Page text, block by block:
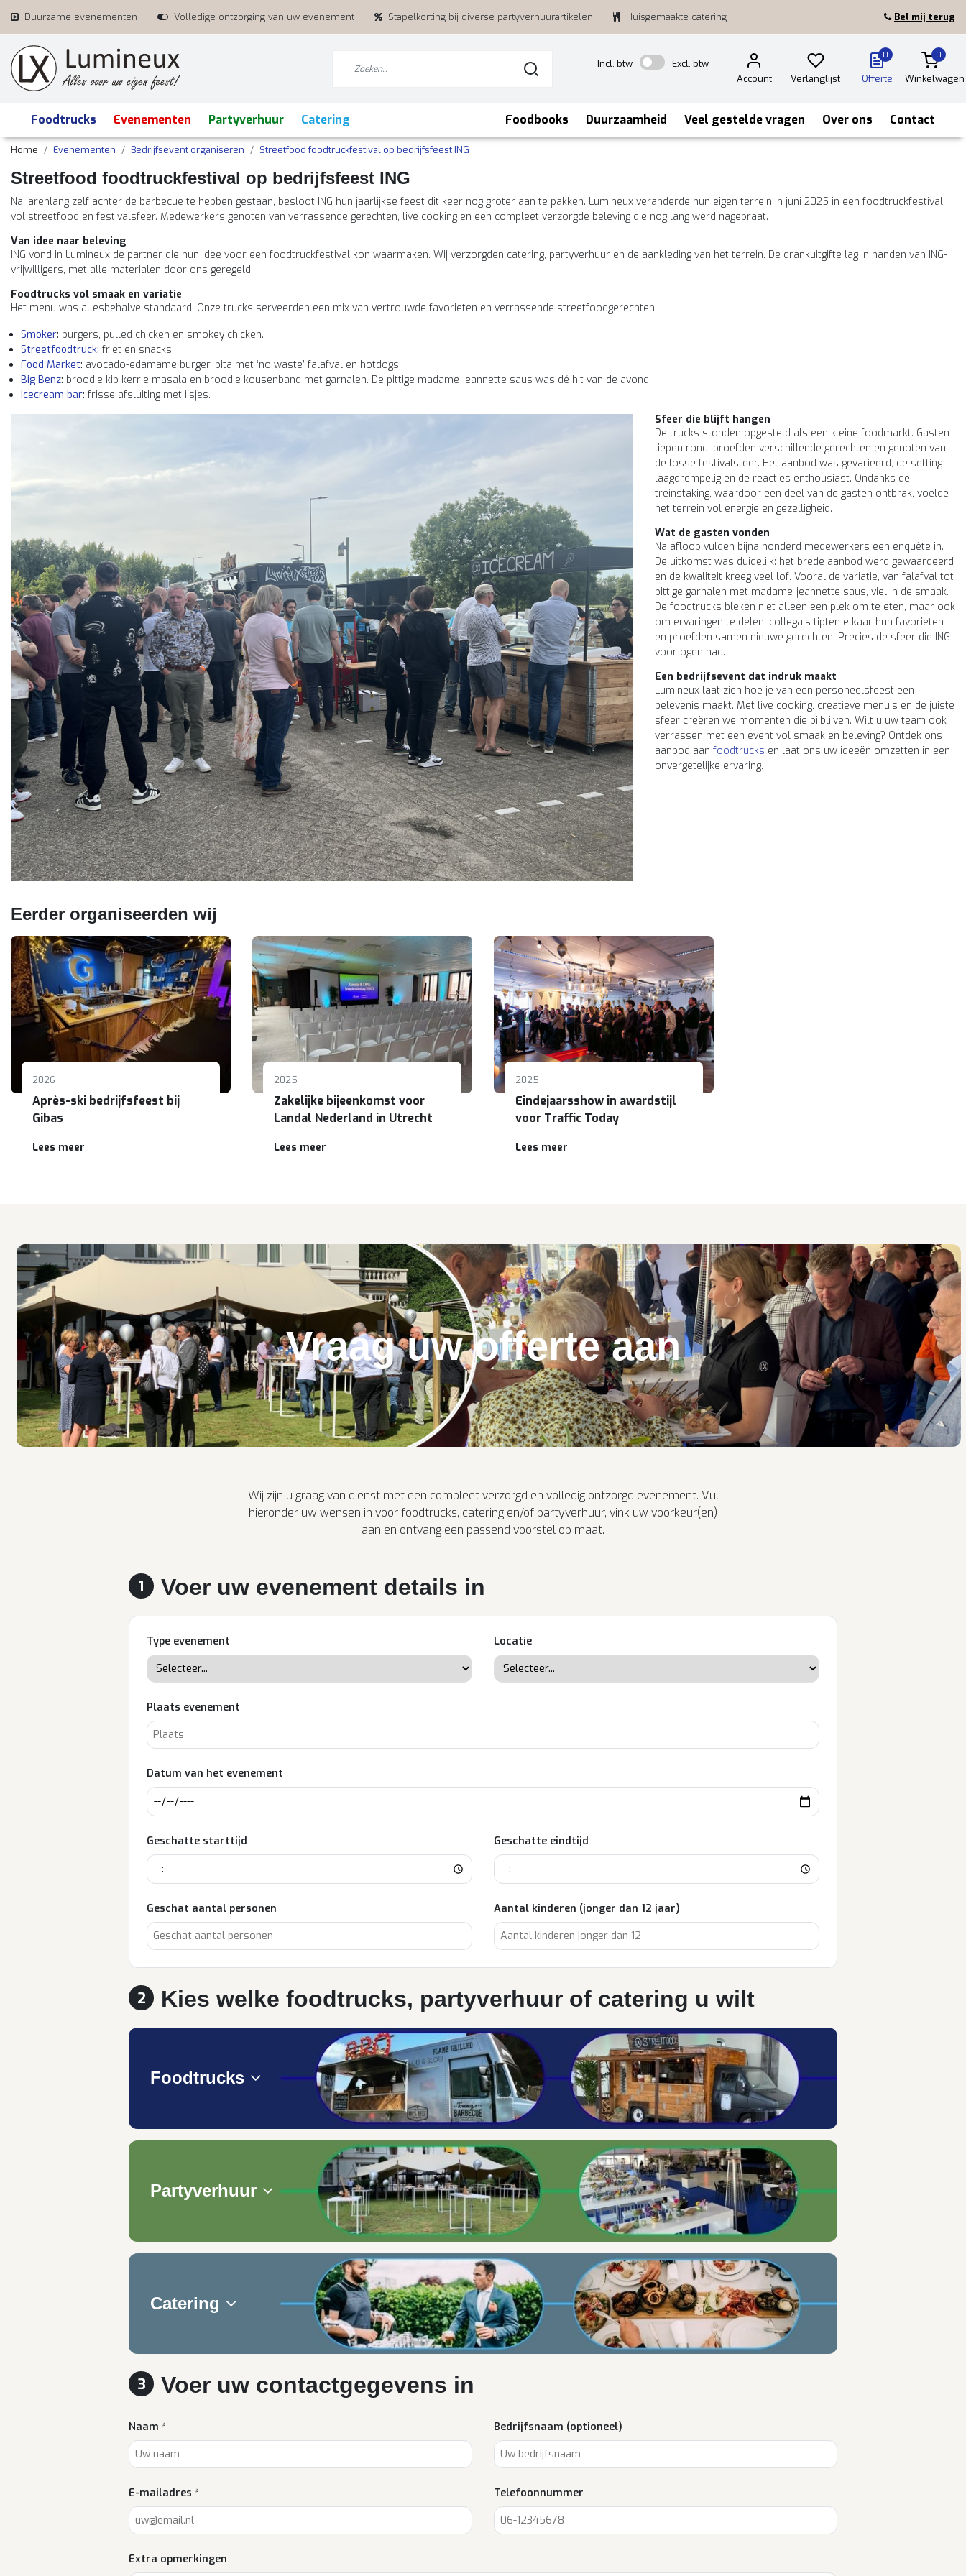
Duurzame evenementen Volledige ontzorging van uw evenement Stapelkorting bij diverse partyverhuurartikelen Huisgemaakte catering Bel mij terug
Incl. btw
Excl. btw
Account
Verlanglijst
0
Offerte
0
Winkelwagen
Foodtrucks Evenementen Partyverhuur Catering Foodbooks Duurzaamheid Veel gestelde vragen Over ons Contact
Home Evenementen Bedrijfsevent organiseren Streetfood foodtruckfestival op bedrijfsfeest ING
Streetfood foodtruckfestival op bedrijfsfeest ING
Na jarenlang zelf achter de barbecue te hebben gestaan, besloot ING hun jaarlijkse feest dit keer nog groter aan te pakken. Lumineux veranderde hun eigen terrein in juni 2025 in een foodtruckfestival
vol streetfood en festival­sfeer. Medewerkers genoten van verrassende gerechten, live cooking en een compleet verzorgde beleving die nog lang werd nagepraat.
Van idee naar beleving
ING vond in Lumineux de partner die hun idee voor een foodtruckfestival kon waarmaken. Wij verzorgden catering, partyverhuur en de aankleding van het terrein. De drankuitgifte lag in handen van ING-
vrijwilligers, met alle materialen door ons geregeld.
Foodtrucks vol smaak en variatie
Het menu was allesbehalve standaard. Onze trucks serveerden een mix van vertrouwde favorieten en verrassende streetfoodgerechten:
Smoker: burgers, pulled chicken en smokey chicken.
Streetfoodtruck: friet en snacks.
Food Market: avocado-edamame burger, pita met ‘no waste’ falafval en hotdogs.
Big Benz: broodje kip kerrie masala en broodje kousenband met garnalen. De pittige madame-jeannette saus was dé hit van de avond.
Icecream bar: frisse afsluiting met ijsjes.
Sfeer die blijft hangen
De trucks stonden opgesteld als een kleine foodmarkt. Gasten
liepen rond, proefden verschillende gerechten en genoten van
de losse festivalsfeer. Het aanbod was gevarieerd, de setting
laagdrempelig en de reacties enthousiast. Ondanks de
treinstaking, waardoor een deel van de gasten ontbrak, voelde
het terrein vol energie en gezelligheid.
Wat de gasten vonden
Na afloop vulden bijna honderd medewerkers een enquête in.
De uitkomst was duidelijk: het brede aanbod werd gewaardeerd
en de kwaliteit kreeg veel lof. Vooral de variatie, van falafval tot
pittige garnalen met madame-jeannette saus, viel in de smaak.
De foodtrucks bleken niet alleen een plek om te eten, maar ook
om ervaringen te delen: collega’s tipten elkaar hun favorieten
en proefden samen nieuwe gerechten. Precies de sfeer die ING
voor ogen had.
Een bedrijfsevent dat indruk maakt
Lumineux laat zien hoe je van een personeelsfeest een
belevenis maakt. Met live cooking, creatieve menu’s en de juiste
sfeer creëren we momenten die bijblijven. Wilt u uw team ook
verrassen met een event vol smaak en beleving? Ontdek ons
aanbod aan foodtrucks en laat ons uw ideeën omzetten in een
onvergetelijke ervaring.
Eerder organiseerden wij
2026
Après-ski bedrijfsfeest bij
Gibas
Lees meer
2025
Zakelijke bijeenkomst voor
Landal Nederland in Utrecht
Lees meer
2025
Eindejaarsshow in awardstijl
voor Traffic Today
Lees meer
Vraag uw offerte aan
Wij zijn u graag van dienst met een compleet verzorgd en volledig ontzorgd evenement. Vul
hieronder uw wensen in voor foodtrucks, catering en/of partyverhuur, vink uw voorkeur(en)
aan en ontvang een passend voorstel op maat.
1 Voer uw evenement details in
Type evenement Locatie
Plaats evenement
Datum van het evenement
Geschatte starttijd Geschatte eindtijd
Geschat aantal personen Aantal kinderen (jonger dan 12 jaar)
2 Kies welke foodtrucks, partyverhuur of catering u wilt
Foodtrucks
Partyverhuur
Catering
3 Voer uw contactgegevens in
Naam * Bedrijfsnaam (optioneel)
E-mailadres * Telefoonnummer
Extra opmerkingen